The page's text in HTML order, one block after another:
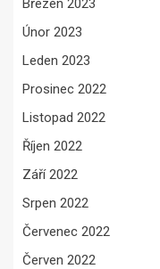
Březen 2023
Únor 2023
Leden 2023
Prosinec 2022
Listopad 2022
Říjen 2022
Září 2022
Srpen 2022
Červenec 2022
Červen 2022